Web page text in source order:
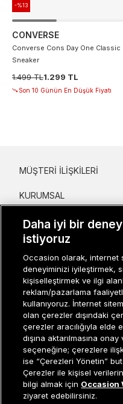
-%13
CONVERSE
Converse Cons Day One Classic
Sneaker
1.499 TL1.299 TL
Son 10 Günün En Düşük Fiyatı
Müşteri İlişkileri0 850 800
MÜŞTERI İLIŞKILERI
KURUMSAL
KADIN KATEGORILER
GRUP MARKALAR
ERKEK KATEGORILER
Occasion bir EREN
Daha iyi bir
istiyoruz
Occasion olarak, internet
deneyiminizi iyileştirmek,
kişiselleştirmek ve ilgi
reklam/pazarlama
kullanıyoruz. İnternet
olan çerezler dışındaki
çerezler aracılığıyla
dışına aktarılmasına
seçeneğine; çerezlere
ise “Çerezleri Yönetin”
Çerezler ile kişisel
bilgi almak için Occasion
ziyaret edebilirsiniz.